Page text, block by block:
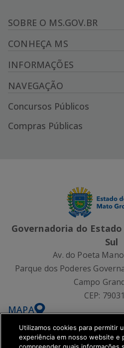
SOBRE O MS.GOV.BR
CONHEÇA MS
INFORMAÇÕES
NAVEGAÇÃO
Concursos Públicos
Compras Públicas
Governadoria do
Sul
Av. do Poeta
Parque dos Poderes
Campo
CEP:
MAPA
Utilizamos cookies para permitir
experiência em nosso website e